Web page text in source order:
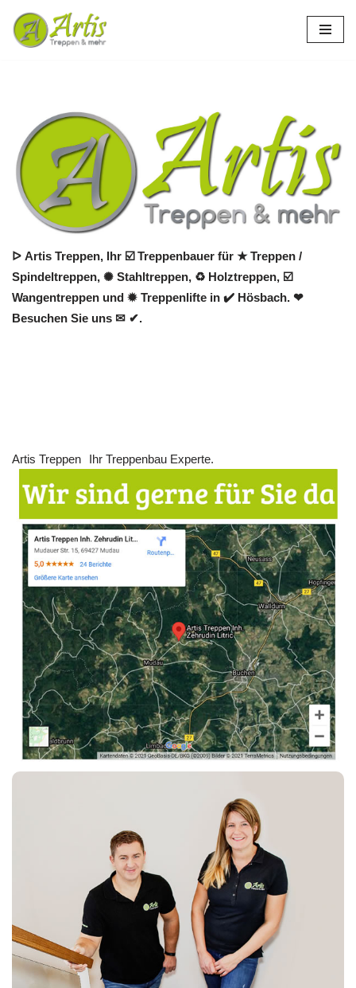
Zum
ᐅ Artis Treppen, Ihr ☑️ Treppenbauer für ★ Treppen /
Spindeltreppen, ✺ Stahltreppen, ♻ Holztreppen, ☑️
Wangentreppen und ✹ Treppenlifte in ✔️ Hösbach. ❤
Besuchen Sie uns ✉ ✔.
Artis Treppen Ihr Treppenbau Experte.